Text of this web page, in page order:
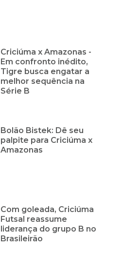
Criciúma x Amazonas -
Em confronto inédito,
Tigre busca engatar a
melhor sequência na
Série B
Bolão Bistek: Dê seu
palpite para Criciúma x
Amazonas
Com goleada, Criciúma
Futsal reassume
liderança do grupo B no
Brasileirão